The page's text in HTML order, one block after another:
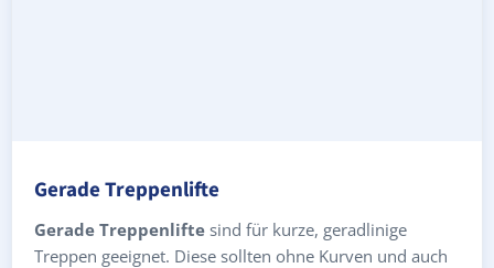
Gerade Treppenlifte
Gerade Treppenlifte sind für kurze, geradlinige
Treppen geeignet. Diese sollten ohne Kurven und auch